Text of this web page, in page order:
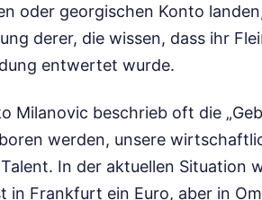
oder georgischen Konto
derer, die wissen, dass ihr
entwertet wurde.
Milanovic beschrieb oft die
werden, unsere
In der aktuellen Situation
in Frankfurt ein Euro, aber in